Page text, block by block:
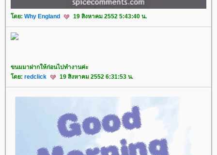
ดย: Why England 19 สิงหาคม 2552 5:43:40 น.
ขนมมาฝากให้ก่อนไปทำงานค่ะ
ดย: redclick 19 สิงหาคม 2552 6:31:53 น.